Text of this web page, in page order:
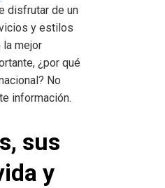
disfrutar de un
y estilos
la mejor
¿por qué
No
información.
sus
y